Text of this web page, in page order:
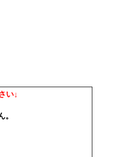
い↓